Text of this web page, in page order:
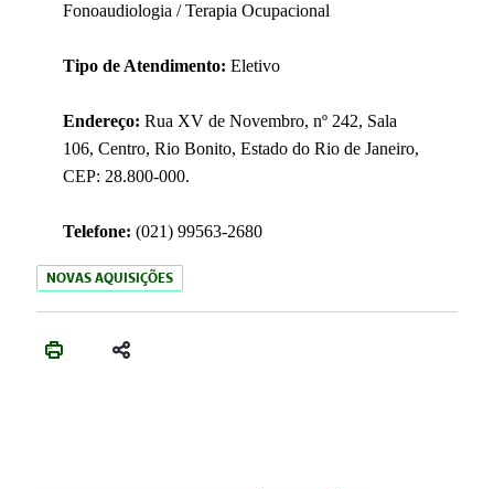
Fonoaudiologia / Terapia Ocupacional
Tipo de Atendimento: Eletivo
Endereço: Rua XV de Novembro, nº 242, Sala
106, Centro, Rio Bonito, Estado do Rio de Janeiro,
CEP: 28.800-000.
Telefone: (021) 99563-2680
NOVAS AQUISIÇÕES